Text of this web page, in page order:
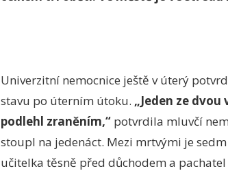
Univerzitní nemocnice ještě v úterý
stavu po úterním útoku. „Jeden ze
podlehl zraněním,“ potvrdila mluvčí
stoupl na jedenáct. Mezi mrtvými je
učitelka těsně před důchodem a pachatel